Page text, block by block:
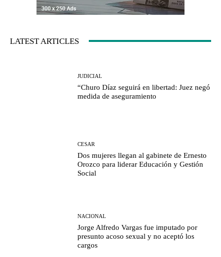
LATEST ARTICLES
JUDICIAL
“Churo Díaz seguirá en libertad: Juez negó
medida de aseguramiento
CESAR
Dos mujeres llegan al gabinete de Ernesto
Orozco para liderar Educación y Gestión
Social
NACIONAL
Jorge Alfredo Vargas fue imputado por
presunto acoso sexual y no aceptó los
cargos